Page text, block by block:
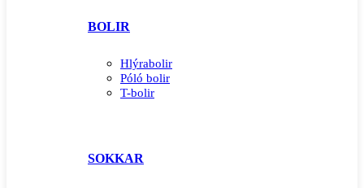
BOLIR
Hlýrabolir
Póló bolir
T-bolir
SOKKAR